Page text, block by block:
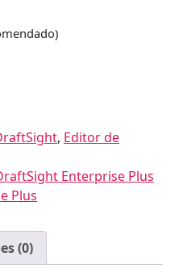
, Editor de
Enterprise Plus
Plus
(0)